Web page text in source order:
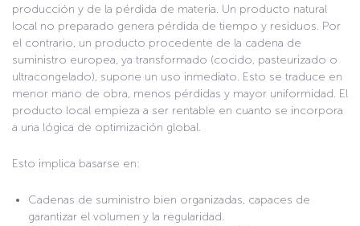
producción y de la pérdida de materia. Un producto natural
local no preparado genera pérdida de tiempo y residuos. Por
el contrario, un producto procedente de la cadena de
suministro europea, ya transformado (cocido, pasteurizado o
ultracongelado), supone un uso inmediato. Esto se traduce en
menor mano de obra, menos pérdidas y mayor uniformidad. El
producto local empieza a ser rentable en cuanto se incorpora
a una lógica de optimización global.
Esto implica basarse en:
Cadenas de suministro bien organizadas, capaces de
garantizar el volumen y la regularidad.